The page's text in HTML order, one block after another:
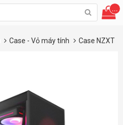
...
Case - Vỏ máy tính Case NZXT